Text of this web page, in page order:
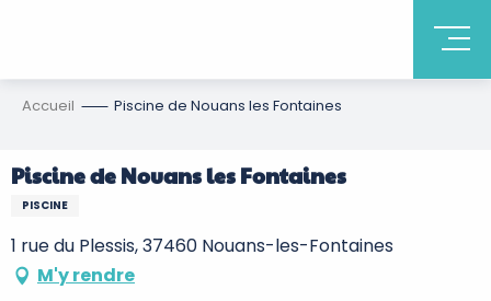
Accueil Piscine de Nouans les Fontaines
Piscine de Nouans les Fontaines
PISCINE
1 rue du Plessis, 37460 Nouans-les-Fontaines
M'y rendre